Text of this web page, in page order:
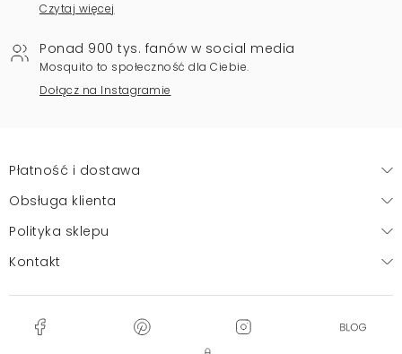
Czytaj więcej
Ponad 900 tys. fanów w social media
Mosquito to społeczność dla Ciebie.
Dołącz na Instagramie
Płatność i dostawa
Obsługa klienta
Polityka sklepu
Kontakt